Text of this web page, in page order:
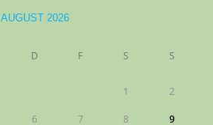
AUGUST 2026
D F S S
1 2
6 7 8 9